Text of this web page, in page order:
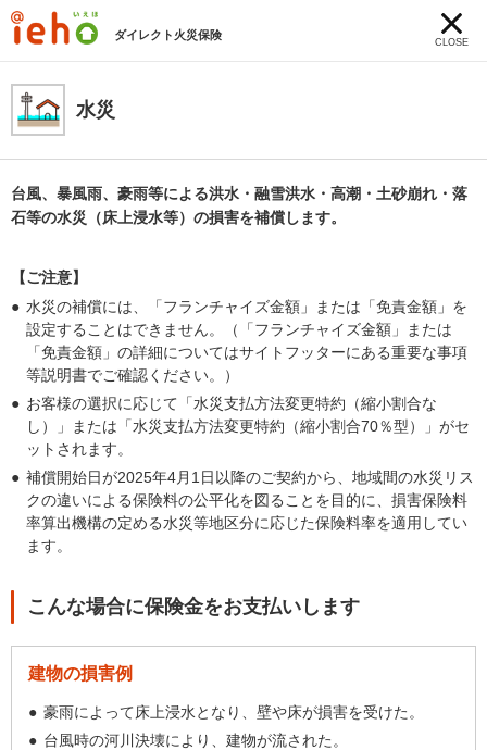
ダイレクト火災保険
CLOSE
水災
台風、暴風雨、豪雨等による洪水・融雪洪水・高潮・土砂崩れ・落
石等の水災（床上浸水等）の損害を補償します。
【ご注意】
水災の補償には、「フランチャイズ金額」または「免責金額」を
設定することはできません。（「フランチャイズ金額」または
「免責金額」の詳細についてはサイトフッターにある重要な事項
等説明書でご確認ください。）
お客様の選択に応じて「水災支払方法変更特約（縮小割合な
し）」または「水災支払方法変更特約（縮小割合70％型）」がセ
ットされます。
補償開始日が2025年4月1日以降のご契約から、地域間の水災リス
クの違いによる保険料の公平化を図ることを目的に、損害保険料
率算出機構の定める水災等地区分に応じた保険料率を適用してい
ます。
こんな場合に保険金をお支払いします
建物の損害例
豪雨によって床上浸水となり、壁や床が損害を受けた。
台風時の河川決壊により、建物が流された。